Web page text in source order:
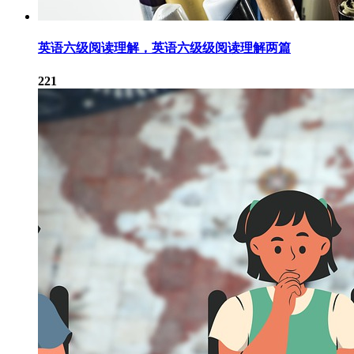
英语六级阅读理解，英语六级级阅读理解两篇
221